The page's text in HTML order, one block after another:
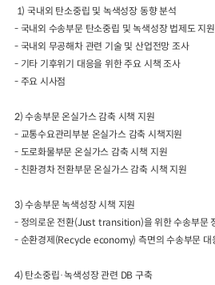
1)국내외 탄소중립 및 녹색성장 동향 분석
- 국내외 수송부문 탄소중립 및 녹색성장 법제도 지
- 국내외 무공해차 관련 기술 및 산업전망 조사
- 기타 기후위기 대응을 위한 주요 시책 조사
- 주요 시사점
2)수송부문 온실가스 감축 시책 지원
- 교통수요관리부분 온실가스 감축 시책지원
- 도로화물부문 온실가스 감축 시책 지원
- 친환경차 전환부문 온실가스 감축 시책 지원
3)수송부문 녹색성장 시책 지원
- 정의로운 전환(Just transition)을 위한 수송부문
- 순환경제(Recycle economy) 측면의 수송부문 대
4) 탄소중립·녹색성장 관련 DB 구축
교통수요예측
2024.12.31